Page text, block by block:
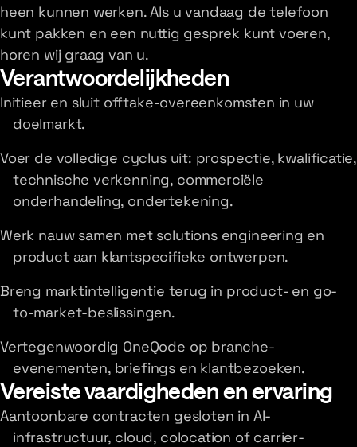
heen kunnen werken. Als u vandaag de telefoon
kunt pakken en een nuttig gesprek kunt voeren,
horen wij graag van u.
Verantwoordelijkheden
Initieer en sluit offtake-overeenkomsten in uw
doelmarkt.
Voer de volledige cyclus uit: prospectie, kwalificatie,
technische verkenning, commerciële
onderhandeling, ondertekening.
Werk nauw samen met solutions engineering en
product aan klantspecifieke ontwerpen.
Breng marktintelligentie terug in product- en go-
to-market-beslissingen.
Vertegenwoordig OneQode op branche-
evenementen, briefings en klantbezoeken.
Vereiste vaardigheden en ervaring
Aantoonbare contracten gesloten in AI-
infrastructuur, cloud, colocation of carrier-